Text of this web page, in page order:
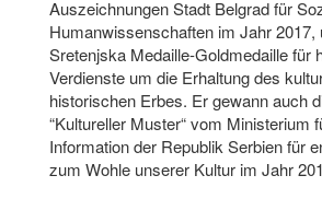
Auszeichnungen Stadt Belgrad für
Humanwissenschaften im Jahr 2017,
Sretenjska Medaille-Goldmedaille für
Verdienste um die Erhaltung des
historischen Erbes. Er gewann auch
“Kultureller Muster“ vom Ministerium
Information der Republik Serbien für
zum Wohle unserer Kultur im Jahr